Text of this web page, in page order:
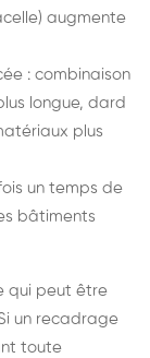
augmente
: combinaison
longue, dard
plus
un temps de
bâtiments
qui peut être
un recadrage
toute